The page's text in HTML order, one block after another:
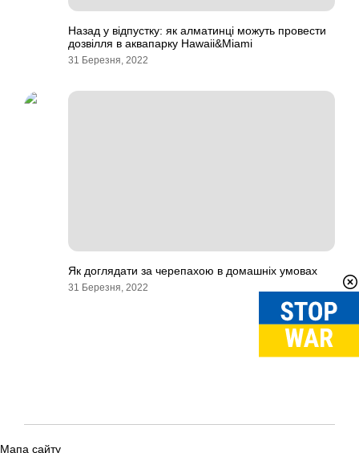
Назад у відпустку: як алматинці можуть провести
дозвілля в аквапарку Hawaii&Miami
31 Березня, 2022
Як доглядати за черепахою в домашніх умовах
31 Березня, 2022
Мапа сайту